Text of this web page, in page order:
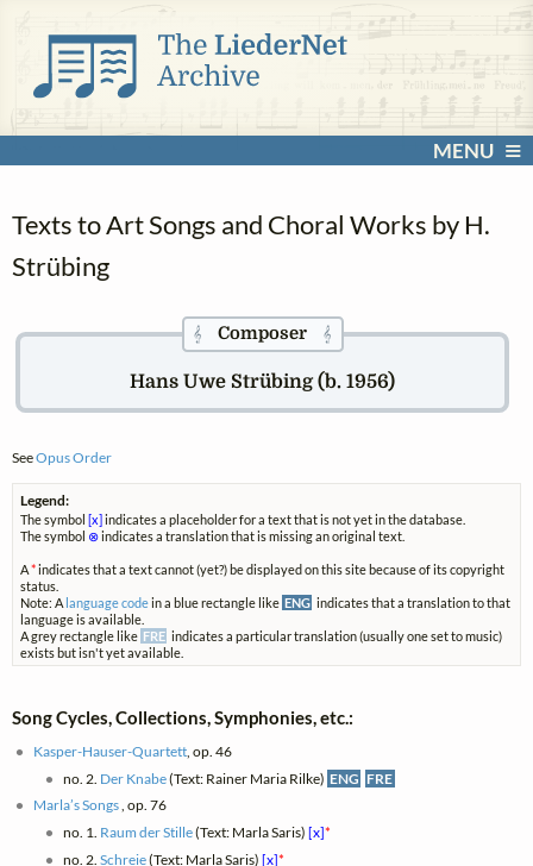
MENU
Texts to Art Songs and Choral Works by H.
Strübing
𝄞Composer 𝄞
Hans Uwe Strübing (b. 1956)
SeeOpus Order
Legend:
The symbol[x]indicates a placeholder for a text that is not yet in the database.
The symbol ⊗indicates a translation that is missing an original text.
A*indicates that a text cannot (yet?) be displayed on this site because of its copyright
status.
Note: A language codein a blue rectangle like ENG indicates that a translation to that
language is available.
A grey rectangle like FRE indicates a particular translation (usually one set to music)
exists but isn't yet available.
Song Cycles, Collections, Symphonies, etc.:
Kasper-Hauser-Quartett , op. 46
no. 2. Der Knabe(Text: Rainer Maria Rilke) ENG FRE
Marla’s Songs, op. 76
no. 1. Raum der Stille(Text: Marla Saris) [x]*
no. 2. Schreie(Text: Marla Saris) [x]*